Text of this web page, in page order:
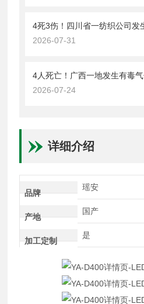
4死3伤！四川省一纺织公司发
2026-07-31
4人死亡！广西一地发生有毒
2026-07-24
详细介绍
品牌
瑶安
产地
国产
加工定制
是